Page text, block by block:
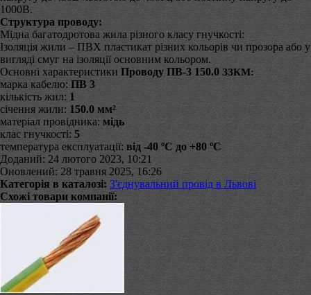
1000В.
Структура проводу:
Мідна багатодротова жила різного класу гнучкості:
Ізоляція жили – ПВХ пластикат різних кольорів чи прозора або у
вигляді смуг на ізоляції основним кольором.
Основні характеристики Проводу ПВ-3 150.0 ЗЗКМ:
марка кабелю: ПВ 3
кількість жил: 1
січення жили: 150.0 мм²
матеріал провідника: мідь
клас гнучкості: 5
температура експлуатації: від -40 ºС до +80 ºС
Доданий: 24 лютого 2023, 10:21
Оновлений: 28 травня 2025, 16:26
Категорія в каталозі: З'єднувальний провід в Львові
Схожі товари компанії: